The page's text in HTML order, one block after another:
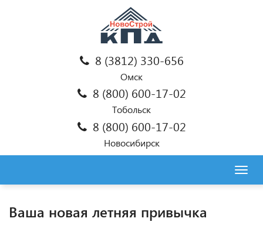
8 (3812) 330-656
Омск
8 (800) 600-17-02
Тобольск
8 (800) 600-17-02
Новосибирск
Ваша новая летняя привычка